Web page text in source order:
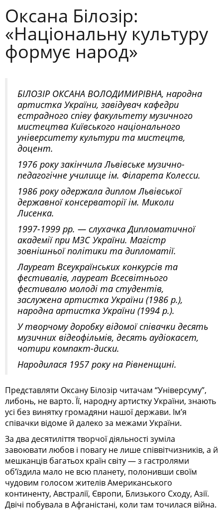
Оксана Білозір:
«Національну культуру
формує народ»
БІЛОЗІР ОКСАНА ВОЛОДИМИРІВНА, народна
артистка України, завідувач кафедри
естрадного співу факультету музичного
мистецтва Київського національного
університету культури та мистецтв,
доцент.
1976 року закінчила Львівське музично-
педагогічне училище ім. Філарета Колесси.
1986 року одержала диплом Львівської
державної консерваторії ім. Миколи
Лисенка.
1997-1999 рр. — слухачка Дипломатичної
академії при МЗС України. Магістр
зовнішньої політики та дипломатії.
Лауреат Всеукраїнських конкурсів та
фестивалів, лауреат Всесвітнього
фестивалю молоді та студентів,
заслужена артистка України (1986 р.),
народна артистка України (1994 р.).
У творчому доробку відомої співачки десять
музичних відеофільмів, десять аудіокасет,
чотири компакт-диски.
Народилася 1957 року на Рівненщині.
Представляти Оксану Білозір читачам “Універсуму”,
либонь, не варто. Її, народну артистку України, знають
усі без винятку громадяни нашої держави. Ім’я
співачки відоме й далеко за межами України.
За два десятиліття творчої діяльності зуміла
завоювати любов і повагу не лише співвітчизників, а й
мешканців багатьох країн світу — з гастролями
об’їздила мало не всю планету, полонивши своїм
чудовим голосом жителів Американського
континенту, Австралії, Європи, Близького Сходу, Азії.
Двічі побувала в Афганістані, коли там точилася війна.